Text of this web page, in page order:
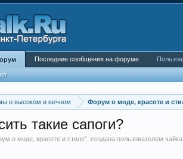
о высоком и вечном Форум о моде, красоте и
такие сапоги?
о моде, красоте и стиле", создана пользователемчайка
Последние сообщения на форуме